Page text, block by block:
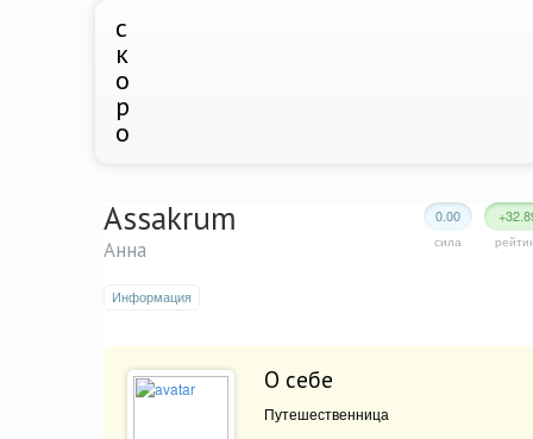
с
к
о
р
о
0.00
сила
Assakrum
Анна
Информация
О себе
Путешественница